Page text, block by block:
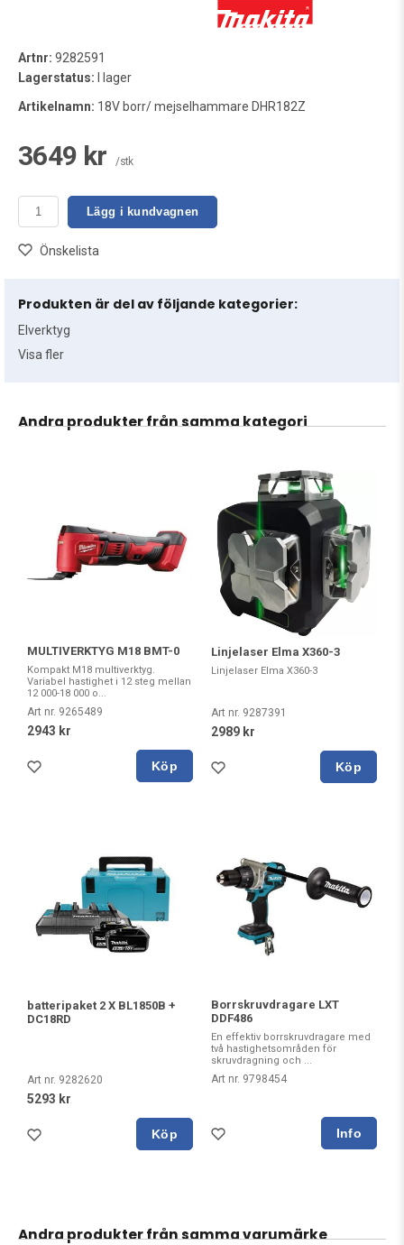
Artnr: 9282591
Lagerstatus: I lager
Artikelnamn: 18V borr/ mejselhammare DHR182Z
3649 kr /stk
Lägg i kundvagnen
Önskelista
Produkten är del av följande kategorier:
Elverktyg
Visa fler
Andra produkter från samma kategori
MULTIVERKTYG M18 BMT-0
Kompakt M18 multiverktyg.
Variabel hastighet i 12 steg mellan
12 000-18 000 o...
Art nr. 9265489
2943 kr
Köp
Linjelaser Elma X360-3
Linjelaser Elma X360-3
Art nr. 9287391
2989 kr
Köp
batteripaket 2 X BL1850B +
DC18RD
Art nr. 9282620
5293 kr
Köp
Borrskruvdragare LXT
DDF486
En effektiv borrskruvdragare med
två hastighetsområden för
skruvdragning och ...
Art nr. 9798454
Andra produkter från samma varumärke